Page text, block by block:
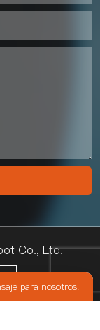
Co., Ltd.
para nosotros.